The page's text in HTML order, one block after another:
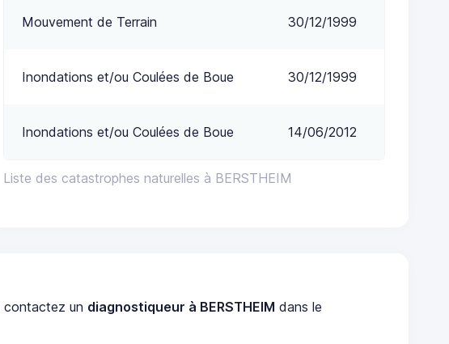
Liste des catastrophes naturelles à BERSTHEIM
Mouvement de Terrain 30/12/1999
Inondations et/ou Coulées de Boue 30/12/1999
Inondations et/ou Coulées de Boue 14/06/2012
contactez un diagnostiqueur à BERSTHEIM dans le